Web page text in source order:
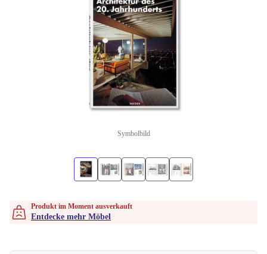
Symbolbild
Produkt im Moment ausverkauft
Entdecke mehr Möbel